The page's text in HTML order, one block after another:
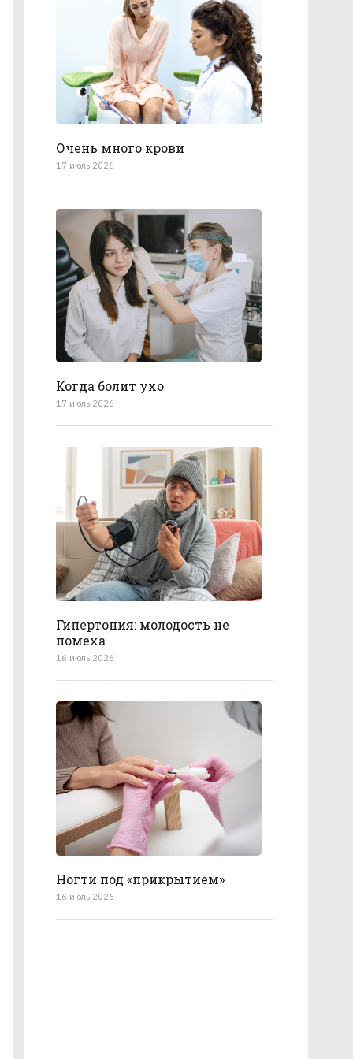
Очень много крови
17 июль 2026
Когда болит ухо
17 июль 2026
Гипертония: молодость не
помеха
16 июль 2026
Ногти под «прикрытием»
16 июль 2026